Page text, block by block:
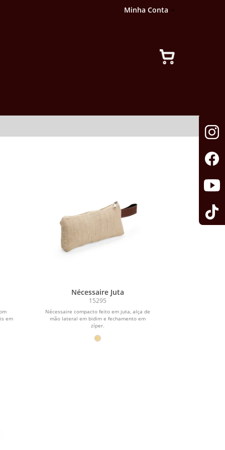
Minha Conta
em
Nécessaire Juta
15295
Nécessaire compacto feito em juta, alça de
mão lateral em bidim e fechamento em
zíper.